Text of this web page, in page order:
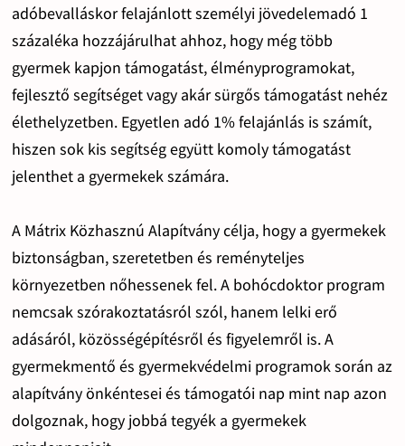
adóbevalláskor felajánlott személyi jövedelemadó 1
százaléka hozzájárulhat ahhoz, hogy még több
gyermek kapjon támogatást, élményprogramokat,
fejlesztő segítséget vagy akár sürgős támogatást nehéz
élethelyzetben. Egyetlen adó 1% felajánlás is számít,
hiszen sok kis segítség együtt komoly támogatást
jelenthet a gyermekek számára.
A Mátrix Közhasznú Alapítvány célja, hogy a gyermekek
biztonságban, szeretetben és reményteljes
környezetben nőhessenek fel. A bohócdoktor program
nemcsak szórakoztatásról szól, hanem lelki erő
adásáról, közösségépítésről és figyelemről is. A
gyermekmentő és gyermekvédelmi programok során az
alapítvány önkéntesei és támogatói nap mint nap azon
dolgoznak, hogy jobbá tegyék a gyermekek